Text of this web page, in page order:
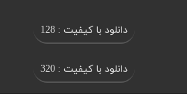
دانلود با کیفیت : 128
دانلود با کیفیت : 320